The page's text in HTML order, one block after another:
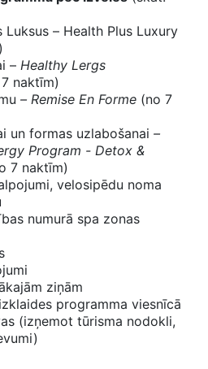
Luksus – Health Plus Luxury
– Healthy Lergs
naktīm)
– Remise En Forme (no 7
un formas uzlabošanai –
Program - Detox &
7 naktīm)
velosipēdu noma
numurā spa zonas
ziņām
programma viesnīcā
(izņemot tūrisma nodokli,